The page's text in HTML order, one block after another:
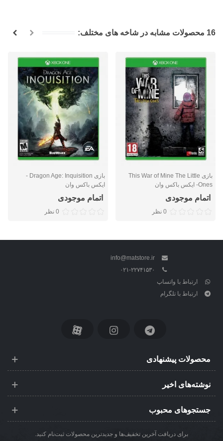
16 محصولات مشابه در شاخه های مختلف:
بازی This War of Mine The Little
Ones- ایکس باکس وان
اتمام موجودی
0 نظر
بازی Dragon Age: Inquisition -
ایکس باکس وان
اتمام موجودی
0 نظر
info@matstore.ir
۰۲۱-۲۲۷۴۱۵۳۰
ارتباط با واتساپ
ارتباط با تلگرام
محصولات پیشنهادی
نوشته‌های اخیر
جستجوهای محبوب
برای دریافت آخرین تخفیف‌ها و جدیدترین محصولات ثبت‌نام کنید.